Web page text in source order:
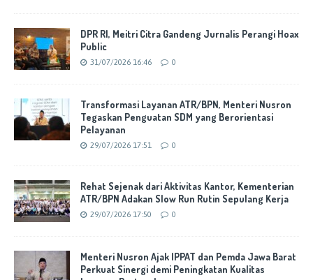
DPR RI, Meitri Citra Gandeng Jurnalis Perangi Hoax
Public
31/07/2026 16:46 0
Transformasi Layanan ATR/BPN, Menteri Nusron
Tegaskan Penguatan SDM yang Berorientasi
Pelayanan
29/07/2026 17:51 0
Rehat Sejenak dari Aktivitas Kantor, Kementerian
ATR/BPN Adakan Slow Run Rutin Sepulang Kerja
29/07/2026 17:50 0
Menteri Nusron Ajak IPPAT dan Pemda Jawa Barat
Perkuat Sinergi demi Peningkatan Kualitas